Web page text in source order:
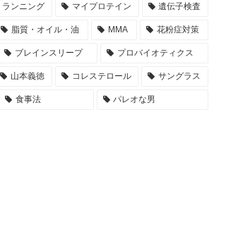
ランニング マイプロテイン 遺伝子検査
脂質・オイル・油 MMA 花粉症対策
ブレインスリープ プロバイオティクス
山本義徳 コレステロール サングラス
食事法 パレオな男